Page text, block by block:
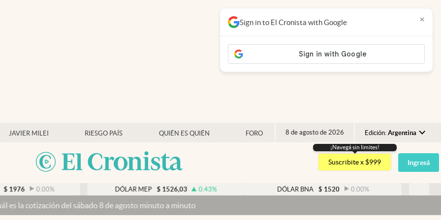
JAVIER MILEI RIESGO PAÍS QUIÉN ES QUIÉN FORO 8 de agosto de 2026 Edición: Argentina
Argentina
España
USA
¡Navegá sin limites!
Suscribite x $999 Ingresá
% $ 1526,03 0.43% $ 1520 0.00%
sábado 8 de agosto minuto a minuto
Sign in to El Cronista with Google ×